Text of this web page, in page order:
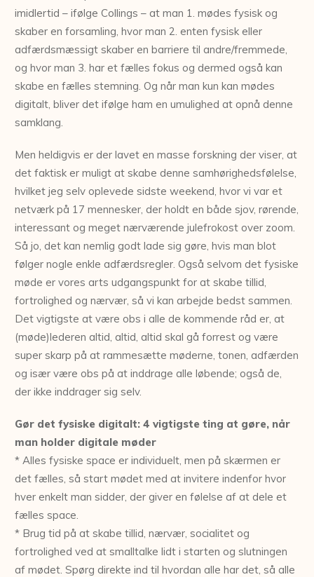
imidlertid – ifølge Collings – at man 1. mødes fysisk og
skaber en forsamling, hvor man 2. enten fysisk eller
adfærdsmæssigt skaber en barriere til andre/fremmede,
og hvor man 3. har et fælles fokus og dermed også kan
skabe en fælles stemning. Og når man kun kan mødes
digitalt, bliver det ifølge ham en umulighed at opnå denne
samklang.
Men heldigvis er der lavet en masse forskning der viser, at
det faktisk er muligt at skabe denne samhørighedsfølelse,
hvilket jeg selv oplevede sidste weekend, hvor vi var et
netværk på 17 mennesker, der holdt en både sjov, rørende,
interessant og meget nærværende julefrokost over zoom.
Så jo, det kan nemlig godt lade sig gøre, hvis man blot
følger nogle enkle adfærdsregler. Også selvom det fysiske
møde er vores arts udgangspunkt for at skabe tillid,
fortrolighed og nærvær, så vi kan arbejde bedst sammen.
Det vigtigste at være obs i alle de kommende råd er, at
(møde)lederen altid, altid, altid skal gå forrest og være
super skarp på at rammesætte møderne, tonen, adfærden
og især være obs på at inddrage alle løbende; også de,
der ikke inddrager sig selv.
Gør det fysiske digitalt: 4 vigtigste ting at gøre, når
man holder digitale møder
* Alles fysiske space er individuelt, men på skærmen er
det fælles, så start mødet med at invitere indenfor hvor
hver enkelt man sidder, der giver en følelse af at dele et
fælles space.
* Brug tid på at skabe tillid, nærvær, socialitet og
fortrolighed ved at smalltalke lidt i starten og slutningen
af mødet. Spørg direkte ind til hvordan alle har det, så alle